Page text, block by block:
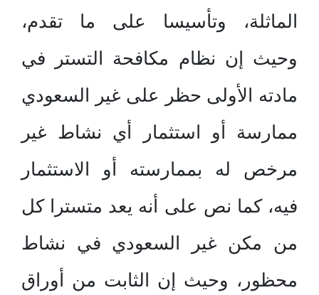
الماثلة، وتأسيسا على ما تقدم،
وحيث إن نظام مكافحة التستر في
مادته الأولى حظر على غير السعودي
ممارسة أو استثمار أي نشاط غير
مرخص له بممارسته أو الاستثمار
فيه، كما نص على أنه يعد متسترا كل
من مكن غير السعودي في نشاط
محظور، وحيث إن الثابت من أوراق